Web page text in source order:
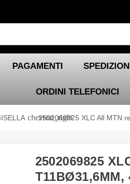
PAGAMENTI
ORDINI TELEFONICI
chevron_right
2502069825 XLC All MTN
2502069825
T11BØ31,6MM,